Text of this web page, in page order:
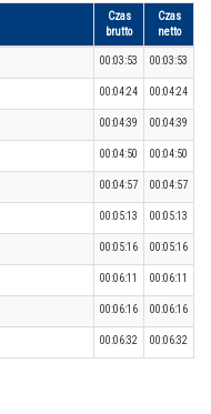
Czas
brutto
Czas
netto
00:03:53 00:03:53
00:04:24 00:04:24
00:04:39 00:04:39
00:04:50 00:04:50
00:04:57 00:04:57
00:05:13 00:05:13
00:05:16 00:05:16
00:06:11 00:06:11
00:06:16 00:06:16
00:06:32 00:06:32